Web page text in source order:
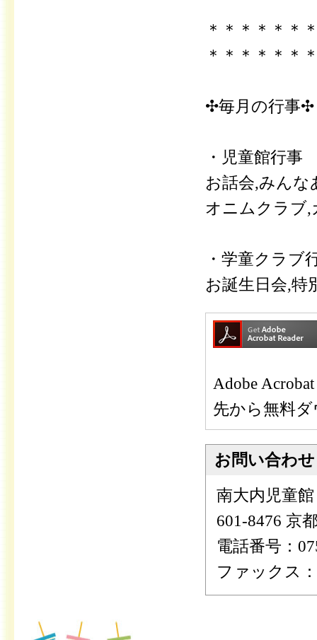
＊＊＊＊＊＊
＊＊＊＊＊＊
✣毎月の行事✣
・児童館行事
お話会,みん
オニムクラブ,
・学童クラブ
お誕生日会,特
Adobe
先から無料
お問い合わせ
南大内児童館
601-8476 京
電話番号：
ファックス